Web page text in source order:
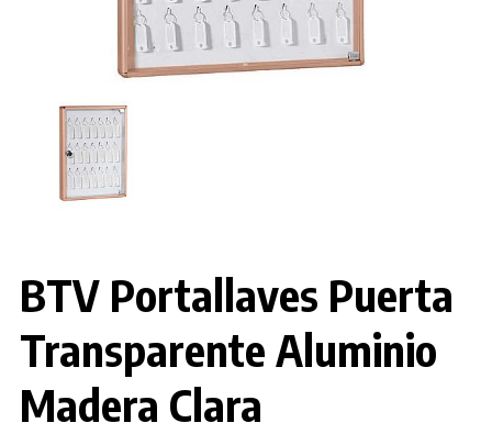
BTV Portallaves Puerta
Transparente Aluminio
Madera Clara